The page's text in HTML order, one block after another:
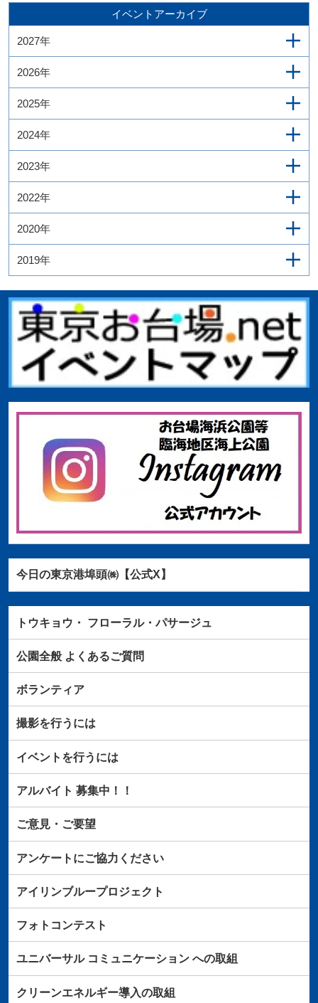
イベントアーカイブ
2027年
2026年
2025年
2024年
2023年
2022年
2020年
2019年
今日の東京港埠頭㈱【公式X】
トウキョウ・ フローラル・パサージュ
公園全般よくあるご質問
ボランティア
撮影を行うには
イベントを行うには
アルバイト 募集中！！
ご意見・ご要望
アンケートにご協力ください
アイリンブループロジェクト
フォトコンテスト
ユニバーサルコミュニケーションへの取組
クリーンエネルギー導入の取組